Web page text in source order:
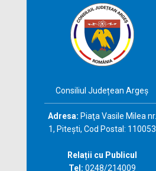
Consiliul Județean Argeș
Adresa: Piaţa Vasile Milea nr.
1, Piteşti, Cod Postal: 110053
Relații cu Publicul
Tel: 0248/214009